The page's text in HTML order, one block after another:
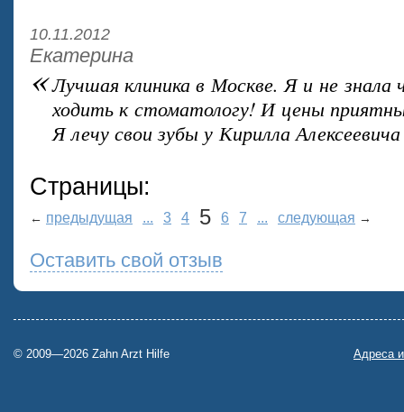
10.11.2012
Екатерина
«Лучшая клиника в Москве. Я и не
ходить к стоматологу! И цены
Я лечу свои зубы у Кирилла
Страницы:
← предыдущая ... 3 4 5 6 7 ... следующая →
Оставить свой отзыв
© 2009—2026 Zahn Arzt Hilfe Адреса